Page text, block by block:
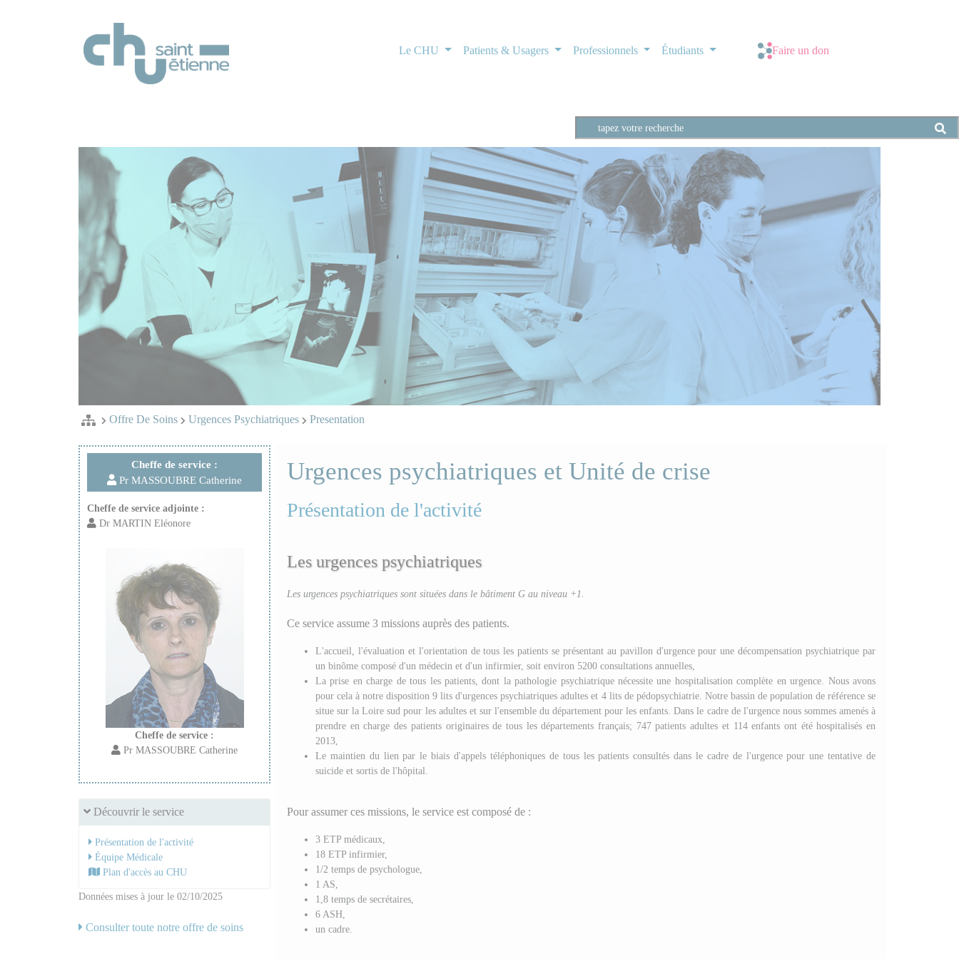
Le CHU Patients & Usagers Professionnels Étudiants Faire un don
Offre De Soins Urgences Psychiatriques Presentation
Cheffe de service :
Pr MASSOUBRE Catherine
Cheffe de service adjointe :
Dr MARTIN Eléonore
Cheffe de service :
Pr MASSOUBRE Catherine
Découvrir le service
Présentation de l'activité
Équipe Médicale
Plan d'accès au CHU
Données mises à jour le 02/10/2025
Consulter toute notre offre de soins
Urgences psychiatriques et Unité de crise
Présentation de l'activité
Les urgences psychiatriques
Les urgences psychiatriques sont situées dans le bâtiment G au niveau +1.
Ce service assume 3 missions auprès des patients.
L'accueil, l'évaluation et l'orientation de tous les patients se présentant au pavillon d'urgence pour une décompensation psychiatrique par
un binôme composé d'un médecin et d'un infirmier, soit environ 5200 consultations annuelles,
La prise en charge de tous les patients, dont la pathologie psychiatrique nécessite une hospitalisation complète en urgence. Nous avons
pour cela à notre disposition 9 lits d'urgences psychiatriques adultes et 4 lits de pédopsychiatrie. Notre bassin de population de référence se
situe sur la Loire sud pour les adultes et sur l'ensemble du département pour les enfants. Dans le cadre de l'urgence nous sommes amenés à
prendre en charge des patients originaires de tous les départements français; 747 patients adultes et 114 enfants ont été hospitalisés en
2013,
Le maintien du lien par le biais d'appels téléphoniques de tous les patients consultés dans le cadre de l'urgence pour une tentative de
suicide et sortis de l'hôpital.
Pour assumer ces missions, le service est composé de :
3 ETP médicaux,
18 ETP infirmier,
1/2 temps de psychologue,
1 AS,
1,8 temps de secrétaires,
6 ASH,
un cadre.